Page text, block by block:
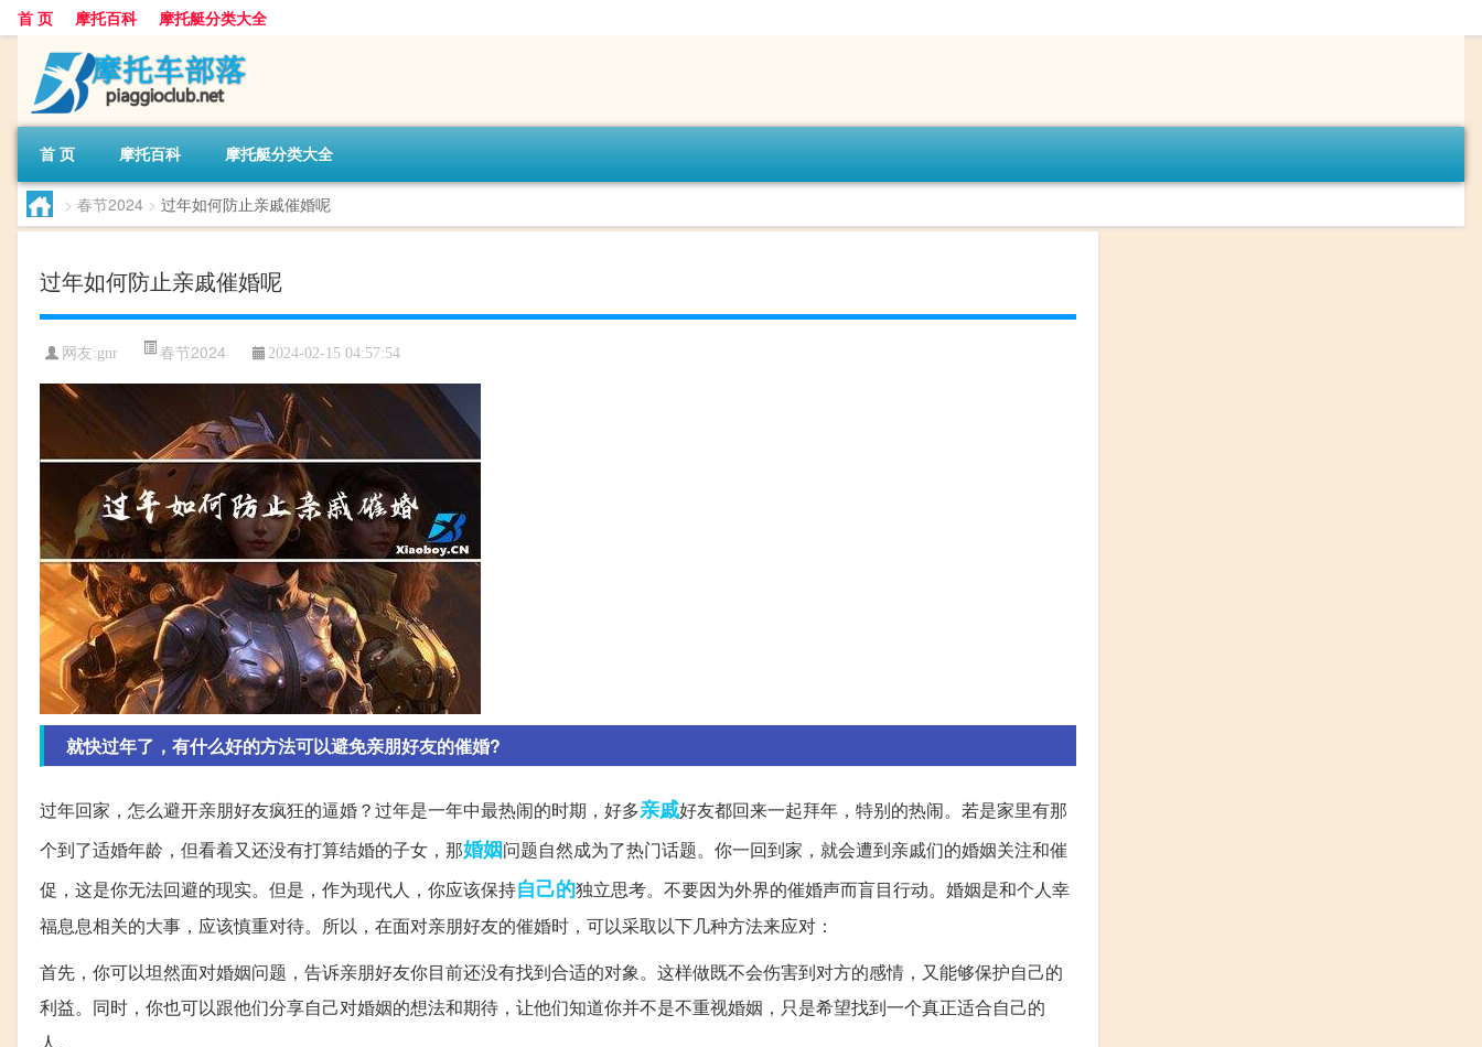
首 页 摩托百科 摩托艇分类大全
首 页 摩托百科 摩托艇分类大全
> 春节2024 > 过年如何防止亲戚催婚呢
过年如何防止亲戚催婚呢
网友:gnr 春节2024 2024-02-15 04:57:54
就快过年了，有什么好的方法可以避免亲朋好友的催婚?
过年回家，怎么避开亲朋好友疯狂的逼婚？过年是一年中最热闹的时期，好多亲戚好友都回来一起拜年，特别的热闹。若是家里有那
个到了适婚年龄，但看着又还没有打算结婚的子女，那婚姻问题自然成为了热门话题。你一回到家，就会遭到亲戚们的婚姻关注和催
促，这是你无法回避的现实。但是，作为现代人，你应该保持自己的独立思考。不要因为外界的催婚声而盲目行动。婚姻是和个人幸
福息息相关的大事，应该慎重对待。所以，在面对亲朋好友的催婚时，可以采取以下几种方法来应对：
首先，你可以坦然面对婚姻问题，告诉亲朋好友你目前还没有找到合适的对象。这样做既不会伤害到对方的感情，又能够保护自己的
利益。同时，你也可以跟他们分享自己对婚姻的想法和期待，让他们知道你并不是不重视婚姻，只是希望找到一个真正适合自己的